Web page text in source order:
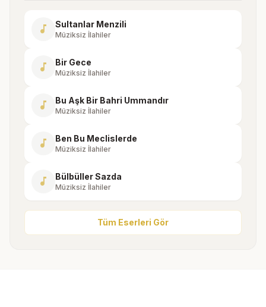
music_note Sultanlar Menzili
Müziksiz İlahiler
music_note Bir Gece
Müziksiz İlahiler
music_note Bu Aşk Bir Bahri Ummandır
Müziksiz İlahiler
music_note Ben Bu Meclislerde
Müziksiz İlahiler
music_note Bülbüller Sazda
Müziksiz İlahiler
Tüm Eserleri Gör